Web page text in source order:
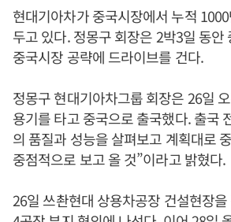
현대기아차가 중국시장에서 누적
두고 있다. 정몽구 회장은 2박3일 동안
중국시장 공략에 드라이브를 건다.
정몽구 현대기아차그룹 회장은 26일
용기를 타고 중국으로 출국했다. 출국
의 품질과 성능을 살펴보고 계획대로
중점적으로 보고 올 것”이라고 밝혔다.
26일 쓰촨현대 상용차공장 건설현장